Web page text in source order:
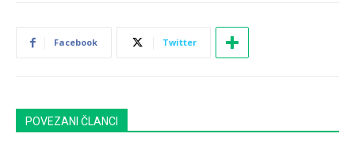
Facebook Twitter
POVEZANI ČLANCI